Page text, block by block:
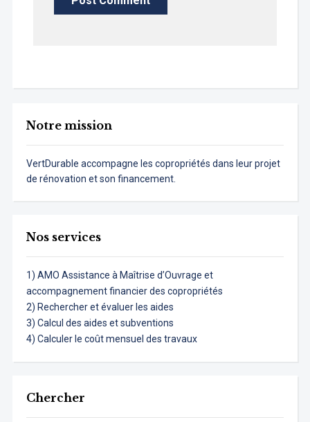
Notre mission
VertDurable accompagne les copropriétés dans leur projet
de rénovation et son financement.
Nos services
1) AMO Assistance à Maîtrise d’Ouvrage et
accompagnement financier des copropriétés
2) Rechercher et évaluer les aides
3) Calcul des aides et subventions
4) Calculer le coût mensuel des travaux
Chercher